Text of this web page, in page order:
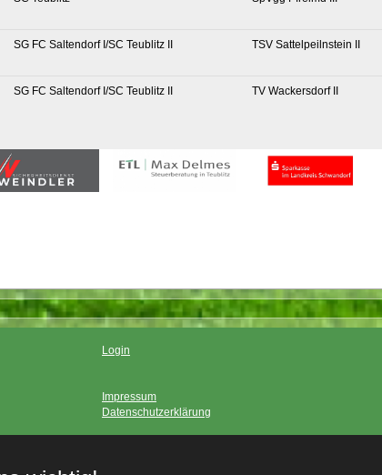
SG FC Saltendorf I/SC Teublitz II TSV Sattelpeilnstein II
SG FC Saltendorf I/SC Teublitz II TV Wackersdorf II
Login
Impressum
Datenschutzerklärung